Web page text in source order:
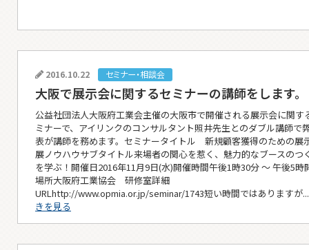
2016.10.22 セミナー・相談会
大阪で展示会に関するセミナーの講師をします。
公益社団法人大阪府工業会主催の大阪市で開催される展示会に関す
ミナーで、アイリンクのコンサルタント照井先生とのダブル講師で
表が講師を務めます。セミナータイトル 新規顧客獲得のための展
展ノウハウサブタイトル来場者の関心を惹く、魅力的なブースのつ
を学ぶ！開催日2016年11月9日(水)開催時間午後1時30分 ～ 午後5時
場所大阪府工業協会 研修室詳細
URLhttp://www.opmia.or.jp/seminar/1743短い時間ではあります
きを見る